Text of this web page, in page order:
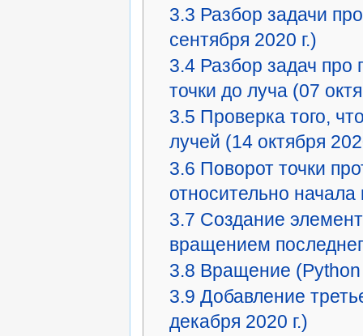
3.3 Разбор задачи
сентября 2020 г.)
3.4 Разбор задач про
точки до луча (07
3.5 Проверка того,
лучей (14 октября
3.6 Поворот точки
относительно начала
3.7 Создание
вращением
3.8 Вращение (Python
3.9 Добавление
декабря 2020 г.)